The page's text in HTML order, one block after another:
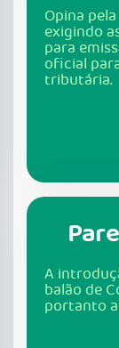
Opina
exigindo
para
oficial
tributária.
A
balão de
portanto